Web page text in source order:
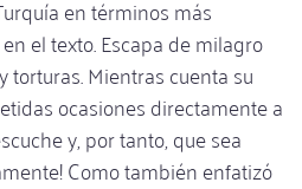
en términos más
el texto. Escapa de milagro
Mientras cuenta su
ocasiones directamente a
y, por tanto, que sea
Como también enfatizó